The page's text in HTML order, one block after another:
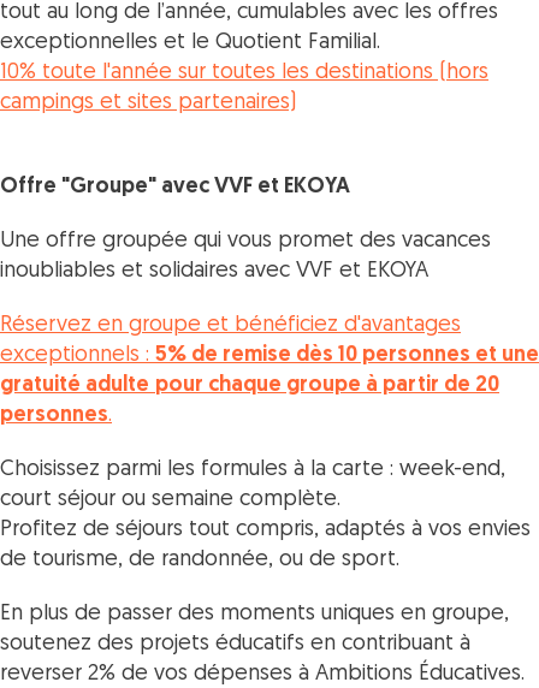
tout au long de l’année, cumulables avec les offres
exceptionnelles et le Quotient Familial.
10% toute l'année sur toutes les destinations (hors
campings et sites partenaires)
Offre "Groupe" avec VVF et EKOYA
Une offre groupée qui vous promet des vacances
inoubliables et solidaires avec VVF et EKOYA
Réservez en groupe et bénéficiez d'avantages
exceptionnels : 5% de remise dès 10 personnes et une
gratuité adulte pour chaque groupe à partir de 20
personnes.
Choisissez parmi les formules à la carte : week-end,
court séjour ou semaine complète.
Profitez de séjours tout compris, adaptés à vos envies
de tourisme, de randonnée, ou de sport.
En plus de passer des moments uniques en groupe,
soutenez des projets éducatifs en contribuant à
reverser 2% de vos dépenses à Ambitions Éducatives.